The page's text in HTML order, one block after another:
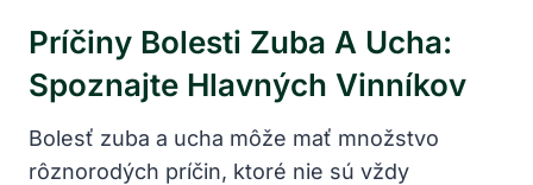
Príčiny Bolesti Zuba A Ucha:
Spoznajte Hlavných Vinníkov
Bolesť zuba a ucha môže mať množstvo
rôznorodých príčin, ktoré nie sú vždy